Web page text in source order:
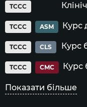
TCCC
TCCC ASM Курс
TCCC CLS Курс
TCCC CMC Курс
Показати більше